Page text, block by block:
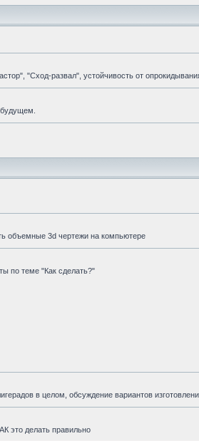
"Сход-развал", устойчивость от
объемные 3d чертежи на компьютере
по теме "Как сделать?"
в целом, обсуждение вариантов
это делать правильно